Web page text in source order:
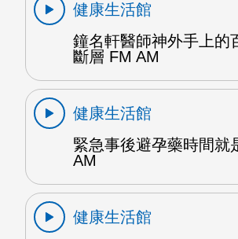
健康生活館
鐘名軒醫師神外手上的
斷層 FM AM
健康生活館
緊急事後避孕藥時間就
AM
健康生活館